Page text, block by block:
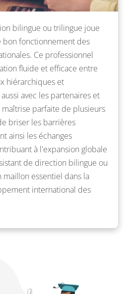
bilingue ou trilingue joue
bon fonctionnement des
Ce professionnel
fluide et efficace entre
hiérarchiques et
avec les partenaires et
maîtrise parfaite de plusieurs
briser les barrières
ainsi les échanges
à l'expansion globale
de direction bilingue ou
essentiel dans la
international des